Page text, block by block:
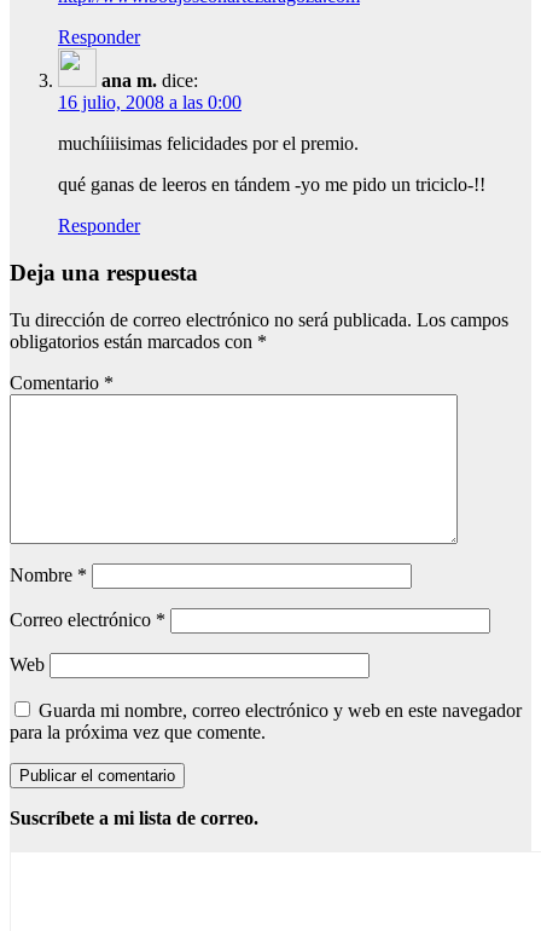
Responder
ana m. dice:
16 julio, 2008 a las 0:00
muchíiiisimas felicidades por el premio.
qué ganas de leeros en tándem -yo me pido un triciclo-!!
Responder
Deja una respuesta
Tu dirección de correo electrónico no será publicada. Los campos
obligatorios están marcados con *
Comentario *
Nombre *
Correo electrónico *
Web
Guarda mi nombre, correo electrónico y web en este navegador
para la próxima vez que comente.
Suscríbete a mi lista de correo.